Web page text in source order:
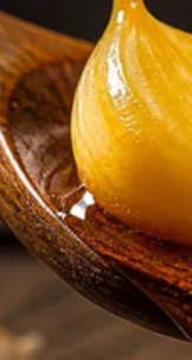
finansijski period.
što ste već